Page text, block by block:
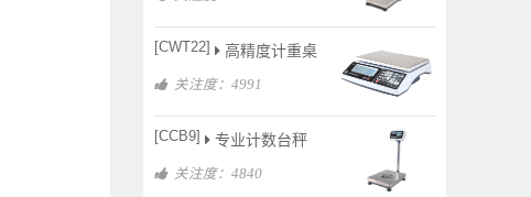
[CWT22] 高精度计重桌
关注度：4991
[CCB9] 专业计数台秤
关注度：4840